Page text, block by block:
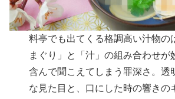
料亭でも出てくる格調高い汁物の
まぐり」と「汁」の組み合わせが
含んで聞こえてしまう罪深さ。透
な見た目と、口にした時の響きの